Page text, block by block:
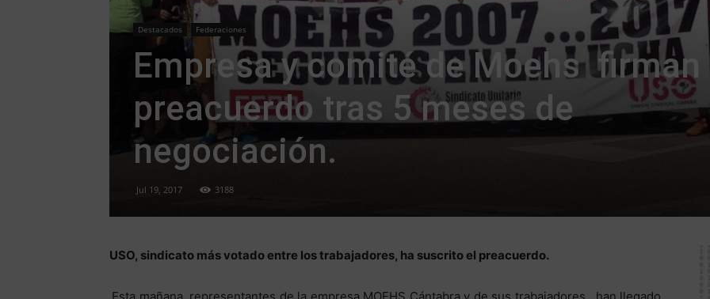
Destacados Federaciones
Empresa y comité de Moehs firman
preacuerdo tras 5 meses de
negociación.
Jul 19, 2017 3188
USO, sindicato más votado entre los trabajadores, ha suscrito el preacuerdo.